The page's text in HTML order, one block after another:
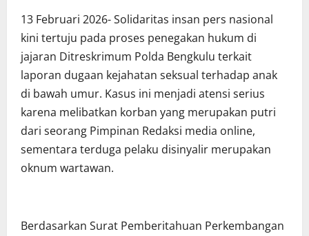
13 Februari 2026- Solidaritas insan pers nasional
kini tertuju pada proses penegakan hukum di
jajaran Ditreskrimum Polda Bengkulu terkait
laporan dugaan kejahatan seksual terhadap anak
di bawah umur. Kasus ini menjadi atensi serius
karena melibatkan korban yang merupakan putri
dari seorang Pimpinan Redaksi media online,
sementara terduga pelaku disinyalir merupakan
oknum wartawan.
Berdasarkan Surat Pemberitahuan Perkembangan